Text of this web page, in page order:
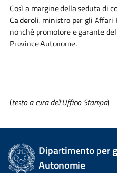
Così a margine della seduta di
Calderoli, ministro per gli Affari
nonché promotore e garante
Province Autonome.
(testo a cura dell'Ufficio Stampa)
Dipartimento per
Autonomie